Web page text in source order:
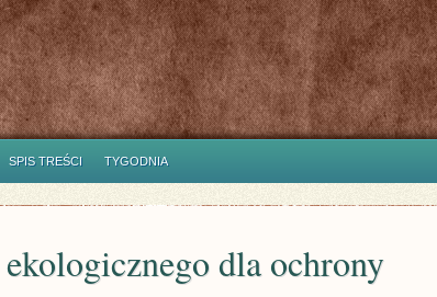
SPIS TREŚCI TYGODNIA
dla ochrony